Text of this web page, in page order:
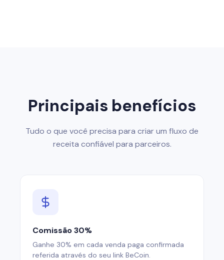
Principais benefícios
Tudo o que você precisa para criar um fluxo de
receita confiável para parceiros.
Comissão 30%
Ganhe 30% em cada venda paga confirmada
referida através do seu link BeCoin.